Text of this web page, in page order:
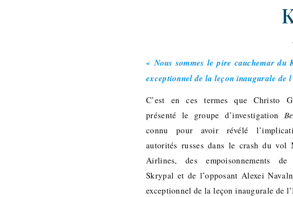
« Nous sommes le pire cauchemar
exceptionnel de la leçon inaugurale de
C’est en ces termes que Christo
présenté le groupe d’investigation
connu pour avoir révélé
autorités russes dans le crash du vol
Airlines, des empoisonnements de
Skrypal et de l’opposant Alexei
exceptionnel de la leçon inaugurale de